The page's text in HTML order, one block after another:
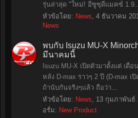
รุ่นล่าสุด "ใหม่! อีซูซุดีแมคซ์
หัวข้อโดย: News, 4 ธันวาคม
News
พบกับ Isuzu MU-X
มีนาคมนี้
Isuzu MU-X เปิดตัวมาตั้งแต่ เดื
หลัง D-max ราวๆ 2 ปี (D-max เ
ถ้านับกันจริงๆแล้ว ถือว่า...
หัวข้อโดย: News, 13 กุมภาพันธ์
อรั่ม: New Product